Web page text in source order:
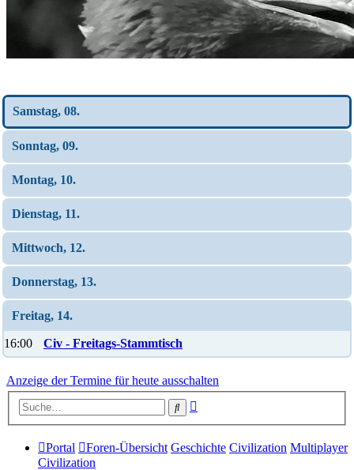
Samstag, 08.
Sonntag, 09.
Montag, 10.
Dienstag, 11.
Mittwoch, 12.
Donnerstag, 13.
Freitag, 14.
16:00 Civ - Freitags-Stammtisch
Anzeige der Termine für heute ausschalten
Suche
Portal Foren-Übersicht Geschichte Civilization Multiplayer
Civilization